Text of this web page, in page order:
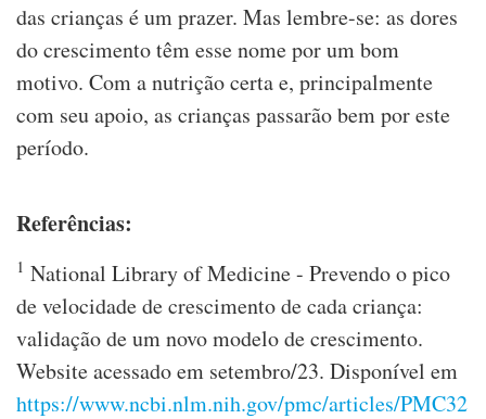
das crianças é um prazer. Mas lembre-se: as dores
do crescimento têm esse nome por um bom
motivo. Com a nutrição certa e, principalmente
com seu apoio, as crianças passarão bem por este
período.
Referências:
1 National Library of Medicine - Prevendo o pico
de velocidade de crescimento de cada criança:
validação de um novo modelo de crescimento.
Website acessado em setembro/23. Disponível em
https://www.ncbi.nlm.nih.gov/pmc/articles/PMC32